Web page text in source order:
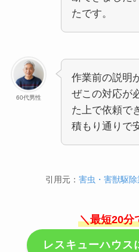
たです。
60代男性
作業前の説明
ぜこの対応が
た上で依頼で
積もり通りで
引用元：害虫・害獣駆
＼最短20分
レスキューハウス